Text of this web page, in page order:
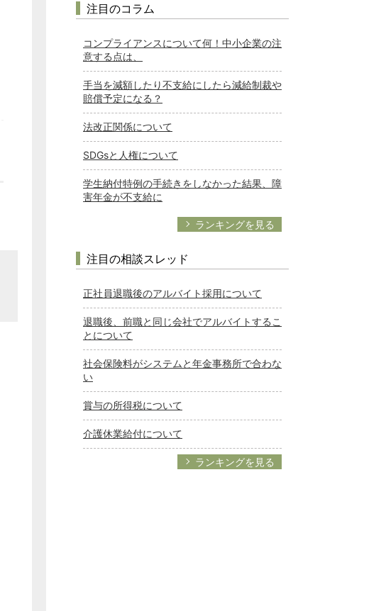
注目のコラム
コンプライアンスについて何！中小企業の注
意する点は、
手当を減額したり不支給にしたら減給制裁や
賠償予定になる？
法改正関係について
SDGsと人権について
学生納付特例の手続きをしなかった結果、障
害年金が不支給に
ランキングを見る
注目の相談スレッド
正社員退職後のアルバイト採用について
退職後、前職と同じ会社でアルバイトするこ
とについて
社会保険料がシステムと年金事務所で合わな
い
賞与の所得税について
介護休業給付について
ランキングを見る